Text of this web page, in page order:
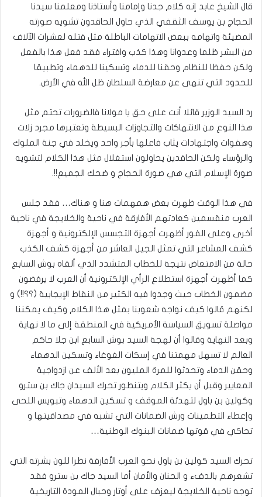
قال الشيخ عابد إنه كلام جدنا وإمامنا وأستاذنا ومعلمنا سيدنا
الحجاج بن يوسف الثقفي الذي حاول الحاقدون تشويه صورته
المضيئة واتهامه ببعض الاتهامات الباطلة مثل قتله لعشرات الآلاف
من البشر ظلما وعدوانا وهذا كذب وافتراء فقد فعل هذا بالفعل
ولكن حفظا للنظام وحقنا للدماء وتسكينا للدهماء وتطبيقا
للحدود التي تنهى عن معارضة السلطان ظل الله في الأرض.
رد السيد الوزير قائلا أنت على حق يا مولانا فالضرورات تحتم مثل
هذا النوع من الانتهاكات والتجاوزات البسيطة وتعتبرها مجرد زلات
وهفوات واجتهادات يثاب فاعلها بأجر واحد ويخلد في جنة الملوك
والرؤساء ولكن الحاقدين يحاولون استغلال مثل هذا الكلام لتشويه
صورة الإسلام التي هي صورة الحجاج و ضحك الجميع!!.
في هذا الوقت ظهرت بعض همهمات هنا و هناك… فقد جلس
العرب منقسمين كعادتهم الأفارقة في ناحية والخلايجة في ناحية
أخرى وعلى الفور أظهرت أجهزة التجسس الإلكترونية و أجهزة
كشف المشاعر التي تمثل الجيل العاشر من أجهزة كشف الكذب
حالة من الامتعاض نتيجة للخطاب المتشدد الذي ألقاه بوش السابع
كما أظهرت أجهزة استطلاع الرأي الإلكترونية أن العرب لا يرفضون
مضمون الخطاب حيث وجدوا فيه الكثير من النقاط الإيجابية (؟؟!!) و
لكنهم قالوا كيف نواجه شعوبنا بمثل هذا الكلام وكيف يمكننا
مواصلة تسويق السياسة الأمريكية في المنطقة إلى ما لا نهاية
وبعد النهاية وقالوا أن لهجة السيد بوش السابع ابن جلا حاكم
العالم لا تسهل مهمتنا في إسكات الغوغاء وتسكين الدهماء
وحقن الدماء وتحدثوا للمرة المليون بعد الألف عن ازدواجية
المعايير وقبل أن يكثر الكلام ويتنطور تحرك السيدان جاك بن سترو
وكولين بن باول لتهدئة الموقف و تسكين الدهماء وتبويس اللحى
وإعطاء التطمينات ورش الضمانات التي تشبه في مصداقيتها و
تحاكي في قوتها ضمانات البنوك الوطنية…
تحرك السيد كولين بن باول نحو العرب الأفارقة نظرا للون بشرته التي
تشعرهم بالدفء و الحنان والأمان أما السيد جاك بن سترو فقد
توجه ناحية الخلايجة ليعزف على أوتار وحبال المودة التاريخية